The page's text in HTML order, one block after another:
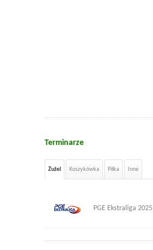
Terminarze
Żużel Koszykówka Piłka Inne
PGE Ekstraliga 2025